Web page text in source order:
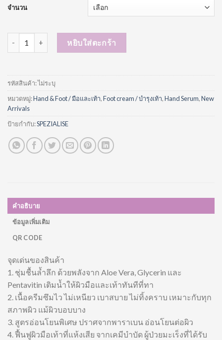
จำนวน
จำนวน Spezialise happy hand and soothing feet ชิ้น
หยิบใส่ตะกร้า
รหัสสินค้า:ไม่ระบุ
หมวดหมู่:Hand & Foot / มือและเท้า,Foot cream / บำรุงเท้า,Hand Serum,New
Arrivals
ป้ายกำกับ:SPEZIALISE
คำอธิบาย
ข้อมูลเพิ่มเติม
QR CODE
จุดเด่นของสินค้า
1. ชุ่มชื้นล้ำลึก ด้วยพลังจาก Aloe Vera, Glycerin และ
Pentavitin เติมน้ำให้ผิวมือและเท้าทันทีที่ทา
2. เนื้อครีมซึมไว ไม่เหนียว เบาสบาย ไม่ทิ้งคราบ เหมาะกับทุก
สภาพผิว แม้ผิวบอบบาง
3. สูตรอ่อนโยนพิเศษ ปราศจากพาราเบน อ่อนโยนต่อผิว
4. ฟื้นฟูผิวมือเท้าที่แห้งเสีย จากเคมีบำบัด ผู้ป่วยมะเร็งที่ได้รับ